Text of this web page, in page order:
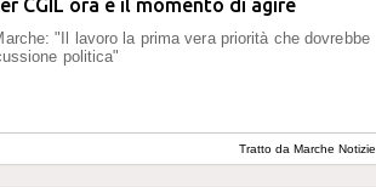
CGIL ora è il momento di agire
"Il lavoro la prima vera priorità che dovrebbe
politica"
Tratto da Marche Notizie